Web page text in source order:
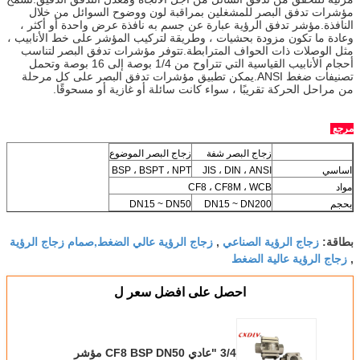
مؤشرات تدفق البصر للمشغلين بمراقبة لون ووضوح السوائل من خلال
النافذة.مؤشر تدفق الرؤية عبارة عن جسم به نافذة عرض واحدة أو أكثر ،
وعادة ما تكون مزودة بحشيات ، وطريقة لتركيب المؤشر على خط الأنابيب ،
مثل الوصلات ذات الحواف المترابطة.تتوفر مؤشرات تدفق البصر لتناسب
أحجام الأنابيب القياسية التي تتراوح من 1/4 بوصة إلى 16 بوصة وتحمل
تصنيفات ضغط ANSI.يمكن تطبيق مؤشرات تدفق البصر على كل مرحلة
من مراحل الحركة تقريبًا ، سواء كانت سائلة أو غازية أو مسحوقًا.
مرجع
زجاج البصر شفة
زجاج البصر الموضوع
اساسي
JIS ، DIN ، ANSI
BSP ، BSPT ، NPT
مواد
CF8 ، CF8M ، WCB
بحجم
DN15 ~ DN200
DN15 ~ DN50
بطاقة: زجاج الرؤية الصناعي , زجاج الرؤية عالي الضغط,صمام زجاج الرؤية
, زجاج الرؤية عالية الضغط
احصل على افضل سعر ل
3/4 "عادي CF8 BSP DN50 مؤشر